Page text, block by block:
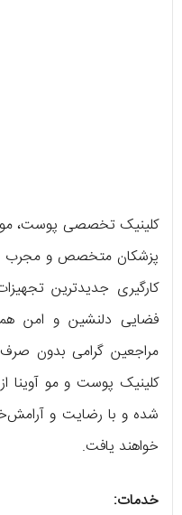
کلینیک تخصصی پوست، مو
پزشکان متخصص و مجرب
کارگیری جدیدترین
فضایی دلنشین و امن
مراجعین گرامی بدون
کلینیک پوست و مو آوینا
شده و با رضایت و
خواهند یافت.
خدمات: